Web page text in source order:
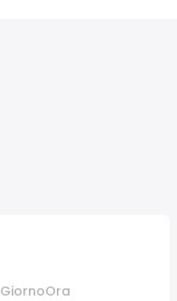
GiornoOra